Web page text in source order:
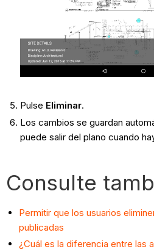
Pulse Eliminar.
Los cambios se guardan
puede salir del plano cuando
Consulte
Permitir que los usuarios
publicadas
¿Cuál es la diferencia entre las